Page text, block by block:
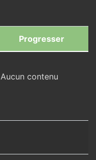
Progresser
Aucun contenu